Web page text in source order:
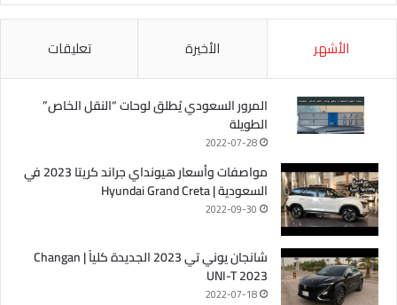
الأشهر الأخيرة تعليقات
المرور السعودي يُطلق لوحات “النقل الخاص”
الطويلة
2022-07-28
مواصفات وأسعار هيونداي جراند كريتا 2023 في
السعودية | Hyundai Grand Creta
2022-09-30
شانجان يوني تي 2023 الجديدة كلياً | Changan
UNI-T 2023
2022-07-18